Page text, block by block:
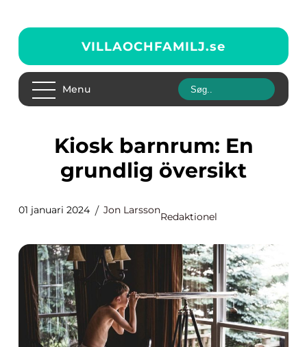
VILLAOCHFAMILJ.se
Menu
Kiosk barnrum: En
grundlig översikt
01 januari 2024 Jon Larsson
Redaktionel